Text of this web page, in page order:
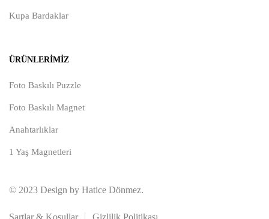
Kupa Bardaklar
ÜRÜNLERIMIZ
Foto Baskılı Puzzle
Foto Baskılı Magnet
Anahtarlıklar
1 Yaş Magnetleri
© 2023 Design by Hatice Dönmez.
Şartlar & Koşullar Gizlilik Politikası